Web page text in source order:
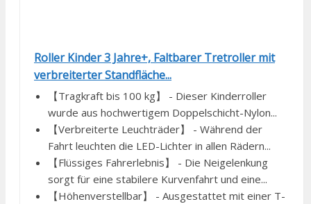
Roller Kinder 3 Jahre+, Faltbarer Tretroller mit
verbreiterter Standfläche...
【Tragkraft bis 100 kg】 - Dieser Kinderroller
wurde aus hochwertigem Doppelschicht-Nylon...
【Verbreiterte Leuchträder】 - Während der
Fahrt leuchten die LED-Lichter in allen Rädern...
【Flüssiges Fahrerlebnis】 - Die Neigelenkung
sorgt für eine stabilere Kurvenfahrt und eine...
【Höhenverstellbar】 - Ausgestattet mit einer T-